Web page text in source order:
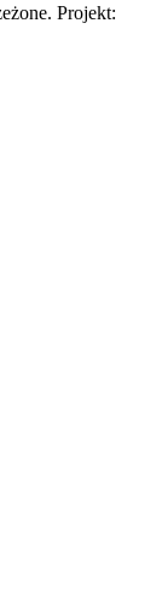
Projekt: